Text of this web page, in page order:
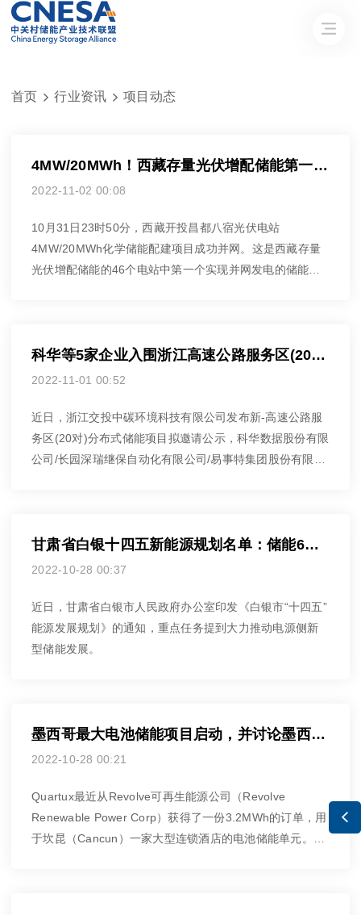

首页  行业资讯  项目动态
4MW/20MWh！西藏存量光伏增配储能第一个并网发电项目诞生
2022-11-02 00:08
10月31日23时50分，西藏开投昌都八宿光伏电站
4MW/20MWh化学储能配建项目成功并网。这是西藏存量
光伏增配储能的46个电站中第一个实现并网发电的储能项
科华等5家企业入围浙江高速公路服务区(20对)分布式储能项目采购
2022-11-01 00:52
近日，浙江交投中碳环境科技有限公司发布新-高速公路服
务区(20对)分布式储能项目拟邀请公示，科华数据股份有限
公司/长园深瑞继保自动化有限公司/易事特集团股份有限公
甘肃省白银十四五新能源规划名单：储能6GW
2022-10-28 00:37
近日，甘肃省白银市人民政府办公室印发《白银市“十四五”
能源发展规划》的通知，重点任务提到大力推动电源侧新
型储能发展。
墨西哥最大电池储能项目启动，并讨论墨西哥储能市场与商业模式
2022-10-28 00:21
Quartux最近从Revolve可再生能源公司（Revolve
Renewable Power Corp）获得了一份3.2MWh的订单，用
于坎昆（Cancun）一家大型连锁酒店的电池储能单元。